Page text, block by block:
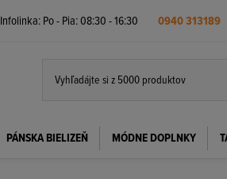
Infolinka: Po - Pia: 08:30 - 16:30 0940 313189
PÁNSKA BIELIZEŇ MÓDNE DOPLNKY